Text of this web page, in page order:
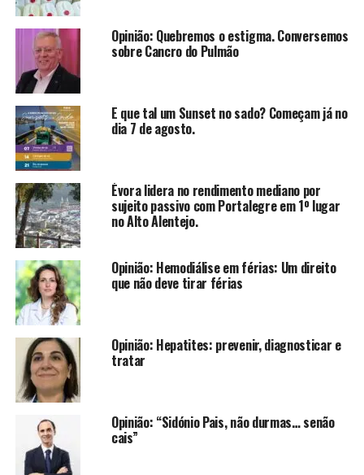
Opinião: Quebremos o estigma. Conversemos
sobre Cancro do Pulmão
E que tal um Sunset no sado? Começam já no
dia 7 de agosto.
Évora lidera no rendimento mediano por
sujeito passivo com Portalegre em 1º lugar
no Alto Alentejo.
Opinião: Hemodiálise em férias: Um direito
que não deve tirar férias
Opinião: Hepatites: prevenir, diagnosticar e
tratar
Opinião: “Sidónio Pais, não durmas… senão
cais”